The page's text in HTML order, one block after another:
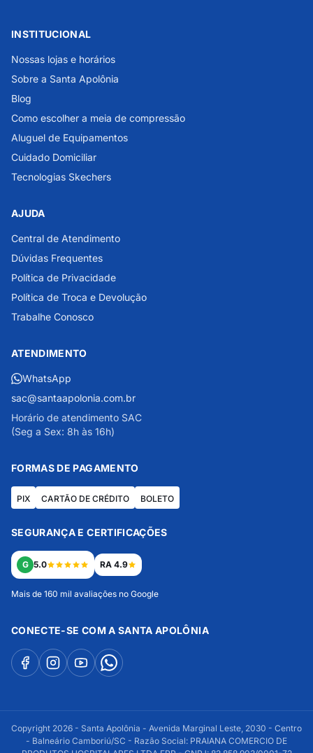
INSTITUCIONAL
Nossas lojas e horários
Sobre a Santa Apolônia
Blog
Como escolher a meia de compressão
Aluguel de Equipamentos
Cuidado Domiciliar
Tecnologias Skechers
AJUDA
Central de Atendimento
Dúvidas Frequentes
Política de Privacidade
Política de Troca e Devolução
Trabalhe Conosco
ATENDIMENTO
WhatsApp
sac@santaapolonia.com.br
Horário de atendimento SAC
(Seg a Sex: 8h às 16h)
FORMAS DE PAGAMENTO
PIX CARTÃO DE CRÉDITO BOLETO
SEGURANÇA E CERTIFICAÇÕES
G 5.0 RA 4.9
Mais de 160 mil avaliações no Google
CONECTE-SE COM A SANTA APOLÔNIA
Copyright 2026 - Santa Apolônia - Avenida Marginal Leste, 2030 - Centro
- Balneário Camboriú/SC - Razão Social: PRAIANA COMERCIO DE